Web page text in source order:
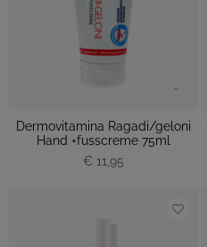
Dermovitamina Ragadi/geloni
Hand +fusscreme 75ml
€ 11,95